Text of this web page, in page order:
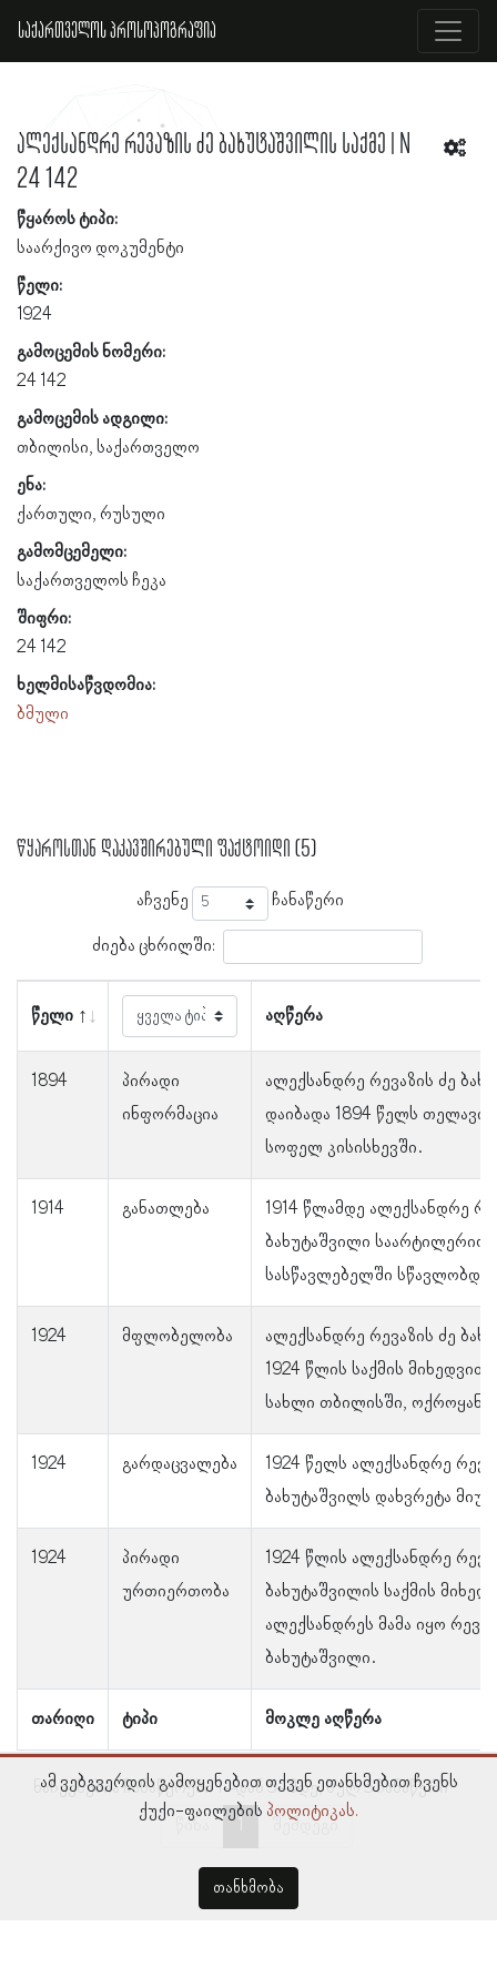
საქართველოს პროსოპოგრაფია
ალექსანდრე რევაზის ძე ბახუტაშვილის საქმე | N
24 142
წყაროს ტიპი:
საარქივო დოკუმენტი
წელი:
1924
გამოცემის ნომერი:
24 142
გამოცემის ადგილი:
თბილისი, საქართველო
ენა:
ქართული, რუსული
გამომცემელი:
საქართველოს ჩეკა
შიფრი:
24 142
ხელმისაწვდომია:
ბმული
წყაროსთან დაკავშირებული ფაქტოიდი (5)
აჩვენე ჩანაწერი
ძიება ცხრილში:
წელი აღწერა
თარიღი ტიპი მოკლე აღწერა
1894
პირადი
ინფორმაცია
ალექსანდრე რევაზის ძე
დაიბადა 1894 წელს თელავის
სოფელ კისისხევში.
1914 განათლება
1914 წლამდე ალექსანდრე
ბახუტაშვილი საარტილერიო
სასწავლებელში სწავლობდა.
1924 მფლობელობა
ალექსანდრე რევაზის ძე
1924 წლის საქმის მიხედვით,
სახლი თბილისში,
1924 გარდაცვალება
1924 წელს ალექსანდრე
ბახუტაშვილს დახვრეტა
1924
პირადი
ურთიერთობა
1924 წლის ალექსანდრე
ბახუტაშვილის საქმის
ალექსანდრეს მამა იყო რევაზ
ბახუტაშვილი.
ნაჩვენებია ჩანაწერები 1–დან 5–მდე, სულ 5 ჩანაწერი
წინა
შემდეგი
ამ ვებგვერდის გამოყენებით თქვენ ეთანხმებით ჩვენს
ქუქი-ფაილების პოლიტიკას.
თანხმობა